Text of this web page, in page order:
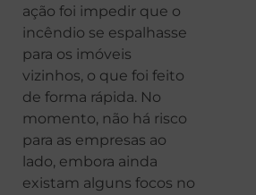
ação foi impedir que o
incêndio se espalhasse
para os imóveis
vizinhos, o que foi feito
de forma rápida. No
momento, não há risco
para as empresas ao
lado, embora ainda
existam alguns focos no